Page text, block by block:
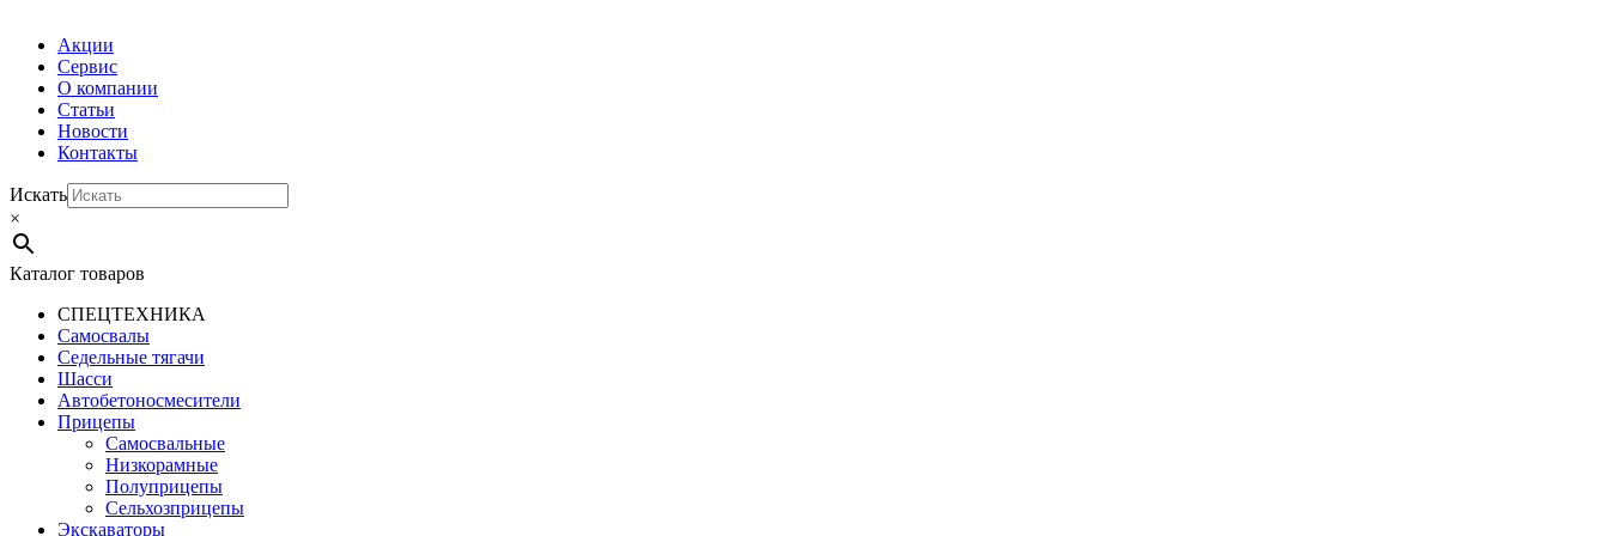
Акции
Сервис
О компании
Статьи
Новости
Контакты
Искать
×
Каталог товаров
СПЕЦТЕХНИКА
Самосвалы
Седельные тягачи
Шасси
Автобетоно­смесители
Прицепы
Самосвальные
Низкорамные
Полуприцепы
Сельхозприцепы
Экскаваторы